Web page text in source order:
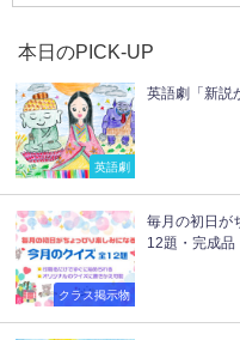
本日のPICK-UP
英語劇
英語劇「新説
クラス掲示物
毎月の初日が
12題・完成品